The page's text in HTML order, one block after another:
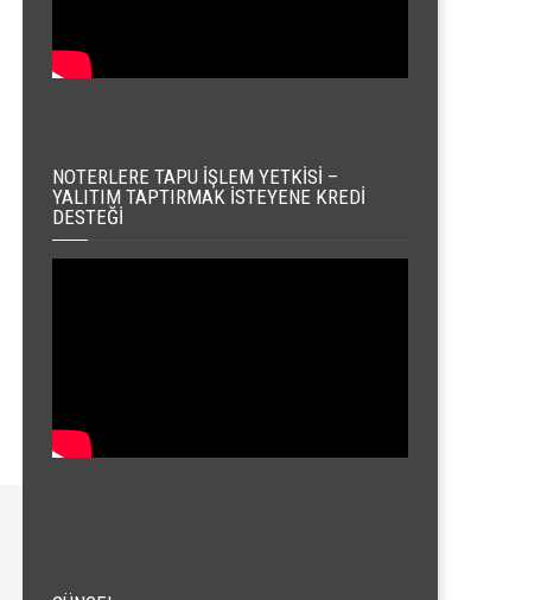
NOTERLERE TAPU İŞLEM YETKISI –
YALITIM TAPTIRMAK İSTEYENE KREDI
DESTEĞI